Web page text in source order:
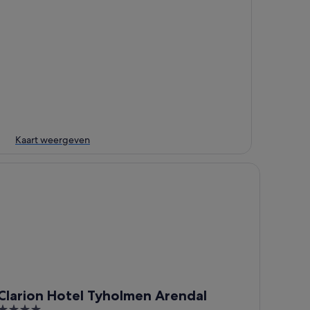
Kaart weergeven
Hotel Tyholmen Arendal